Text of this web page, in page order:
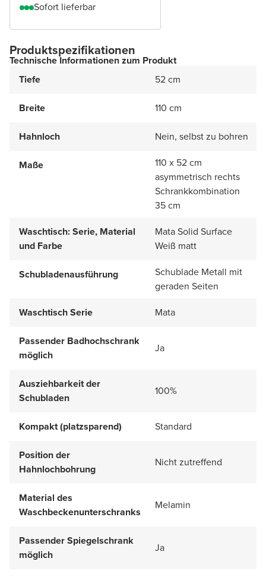
Sofort lieferbar
Produktspezifikationen
Technische Informationen zum Produkt
Tiefe
52 cm
Breite 110 cm
Hahnloch Nein, selbst zu bohren
Maße
110 x 52 cm
asymmetrisch rechts
Schrankkombination
35 cm
Waschtisch: Serie, Material
und Farbe
Mata Solid Surface
Weiß matt
Schubladenausführung
Schublade Metall mit
geraden Seiten
Waschtisch Serie
Mata
Passender Badhochschrank
möglich
Ja
Ausziehbarkeit der
Schubladen
100%
Kompakt (platzsparend) Standard
Position der
Hahnlochbohrung
Nicht zutreffend
Material des
Waschbeckenunterschranks
Melamin
Passender Spiegelschrank
möglich
Ja